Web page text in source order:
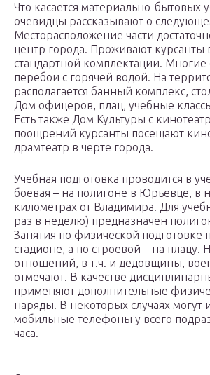
Что касается материально-бытовых
очевидцы рассказывают о
Месторасположение части
центр города. Проживают курсанты
стандартной комплектации. Многие
перебои с горячей водой. На
располагается банный комплекс,
Дом офицеров, плац, учебные
Есть также Дом Культуры с
поощрений курсанты посещают
драмтеатр в черте города.
Учебная подготовка проводится в
боевая – на полигоне в Юрьевце, в
километрах от Владимира. Для
раз в неделю) предназначен
Занятия по физической подготовке
стадионе, а по строевой – на плацу.
отношений, в т.ч. и дедовщины,
отмечают. В качестве
применяют дополнительные
наряды. В некоторых случаях могут
мобильные телефоны у всего
часа.